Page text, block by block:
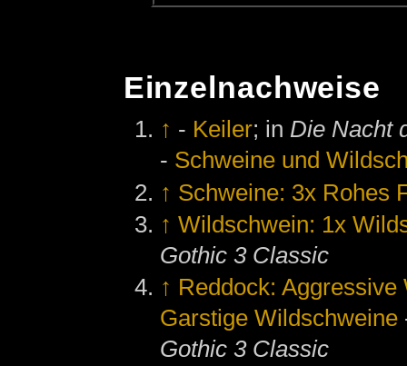
Einzelnachweise
↑ - Keiler; in Die Nacht
- Schweine und
↑ Schweine: 3x Rohes
↑ Wildschwein: 1x
Gothic 3 Classic
↑ Reddock:
Garstige Wildschweine
Gothic 3 Classic